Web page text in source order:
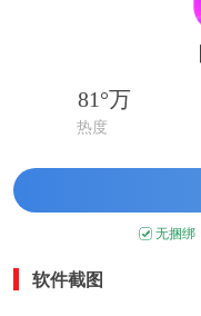
81°万
热度
无捆绑
软件截图